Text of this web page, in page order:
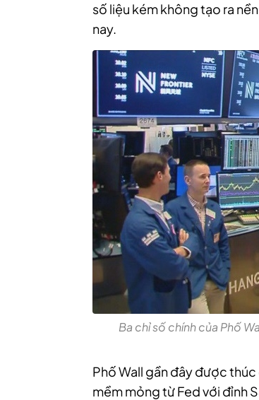
số liệu kém không tạo ra
nay.
Ba chỉ số chính của Phố
Phố Wall gần đây được
mềm mỏng từ Fed với đỉnh